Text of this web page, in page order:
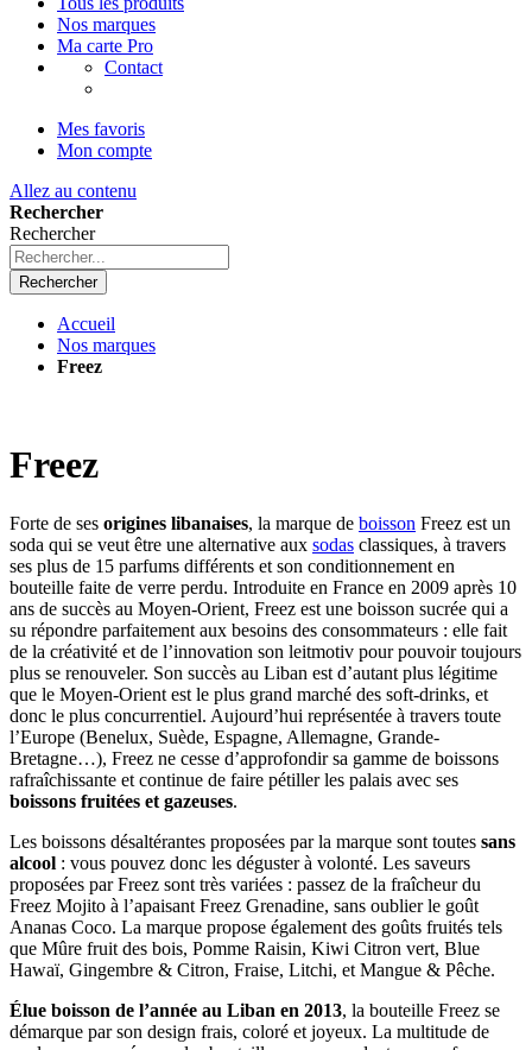
Nos marques
Ma carte Pro
Contact
Mes favoris
Mon compte
Allez au contenu
Rechercher
Rechercher
Rechercher
Accueil
Nos marques
Freez
Freez
Forte de ses origines libanaises, la marque de boisson Freez est un
soda qui se veut être une alternative aux sodas classiques, à travers
ses plus de 15 parfums différents et son conditionnement en
bouteille faite de verre perdu. Introduite en France en 2009 après 10
ans de succès au Moyen-Orient, Freez est une boisson sucrée qui a
su répondre parfaitement aux besoins des consommateurs : elle fait
de la créativité et de l’innovation son leitmotiv pour pouvoir toujours
plus se renouveler. Son succès au Liban est d’autant plus légitime
que le Moyen-Orient est le plus grand marché des soft-drinks, et
donc le plus concurrentiel. Aujourd’hui représentée à travers toute
l’Europe (Benelux, Suède, Espagne, Allemagne, Grande-
Bretagne…), Freez ne cesse d’approfondir sa gamme de boissons
rafraîchissante et continue de faire pétiller les palais avec ses
boissons fruitées et gazeuses.
Les boissons désaltérantes proposées par la marque sont toutes sans
alcool : vous pouvez donc les déguster à volonté. Les saveurs
proposées par Freez sont très variées : passez de la fraîcheur du
Freez Mojito à l’apaisant Freez Grenadine, sans oublier le goût
Ananas Coco. La marque propose également des goûts fruités tels
que Mûre fruit des bois, Pomme Raisin, Kiwi Citron vert, Blue
Hawaï, Gingembre & Citron, Fraise, Litchi, et Mangue & Pêche.
Élue boisson de l’année au Liban en 2013, la bouteille Freez se
démarque par son design frais, coloré et joyeux. La multitude de